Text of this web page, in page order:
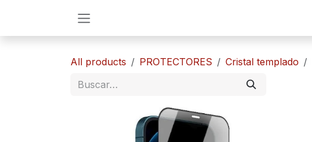
All products PROTECTORES ​​Cristal templado